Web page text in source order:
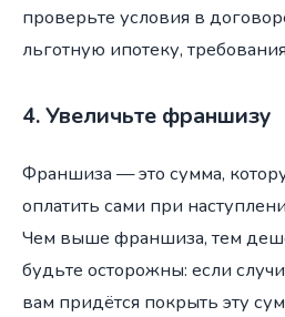
проверьте условия в
льготную ипотеку,
4. Увеличьте франшизу
Франшиза — это сумма,
оплатить сами при
Чем выше франшиза, тем
будьте осторожны: если
вам придётся покрыть эту